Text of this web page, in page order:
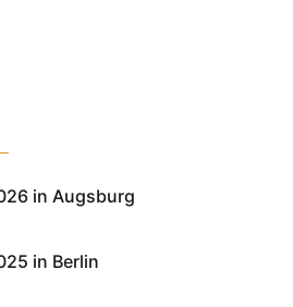
in Augsburg
in Berlin